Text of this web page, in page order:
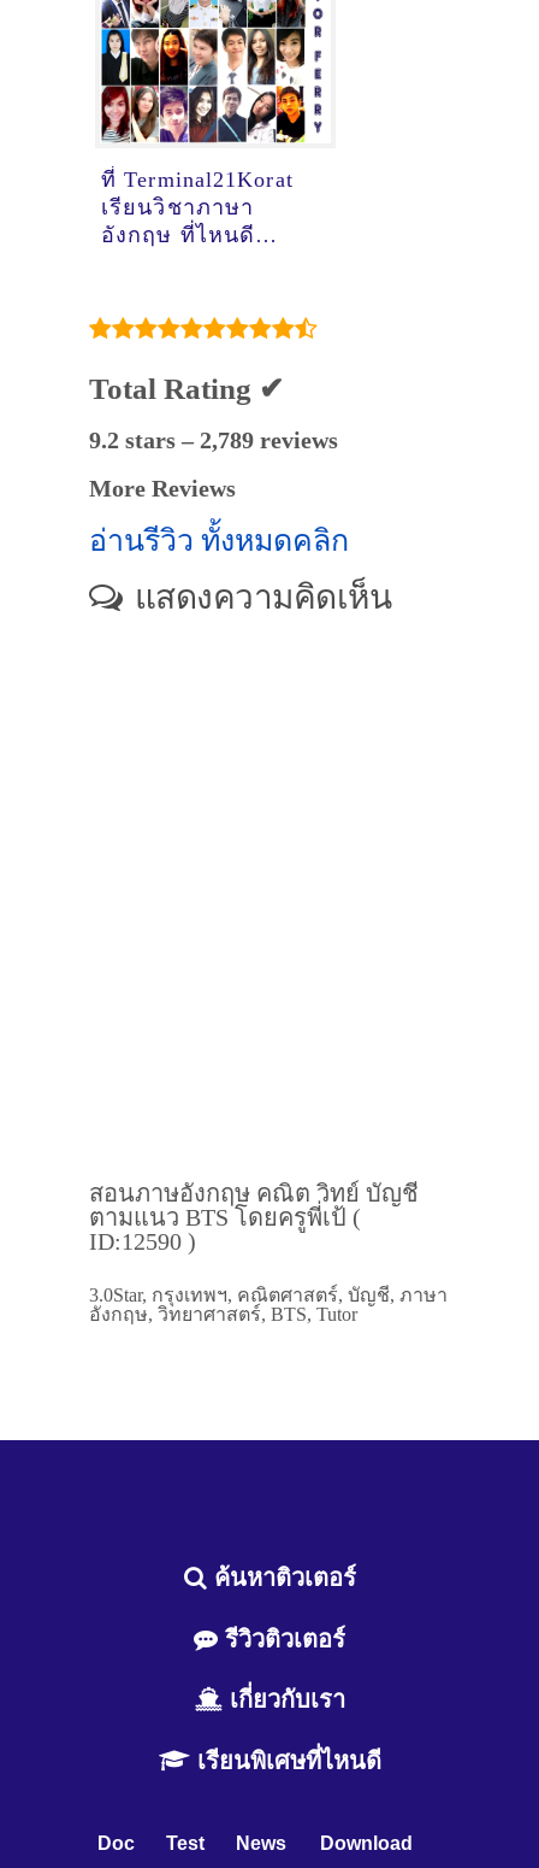
ที่ Terminal21Korat
เรียนวิชาภาษา
อังกฤษ ที่ไหนดี
เมื่อ2/11/2024,
17:47:17]
Total Rating ✔
9.2 stars – 2,789 reviews
More Reviews
อ่านรีวิว ทั้งหมดคลิก
แสดงความคิดเห็น
สอนภาษอังกฤษ คณิต วิทย์ บัญชี
ตามแนว BTS โดยครูพี่เป้ (
ID:12590 )
3.0Star, กรุงเทพฯ, คณิตศาสตร์, บัญชี, ภาษา
อังกฤษ, วิทยาศาสตร์, BTS, Tutor
ค้นหาติวเตอร์
รีวิวติวเตอร์
เกี่ยวกับเรา
เรียนพิเศษที่ไหนดี
Doc Test News Download